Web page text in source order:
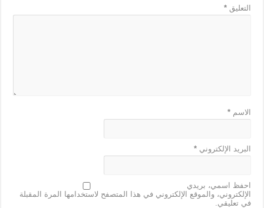
التعليق*
الاسم*
البريد الإلكتروني*
احفظ اسمي، بريدي
الإلكتروني، والموقع الإلكتروني في هذا المتصفح لاستخدامها المرة المقبلة
في تعليقي.